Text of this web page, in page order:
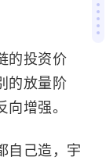
的投资价
的放量阶
增强。
自己造，宇